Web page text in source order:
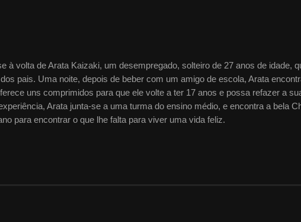
à volta de Arata Kaizaki, um desempregado, solteiro de 27 anos de idade,
pais. Uma noite, depois de beber com um amigo de escola, Arata
uns comprimidos para que ele volte a ter 17 anos e possa refazer a
Arata junta-se a uma turma do ensino médio, e encontra a bela
para encontrar o que lhe falta para viver uma vida feliz.